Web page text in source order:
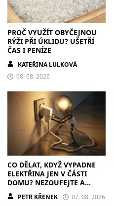
PROČ VYUŽÍT OBYČEJNOU
RÝŽI PŘI ÚKLIDU? UŠETŘÍ
ČAS I PENÍZE
KATEŘINA LULKOVÁ
08. 08. 2026
CO DĚLAT, KDYŽ VYPADNE
ELEKTŘINA JEN V ČÁSTI
DOMU? NEZOUFEJTE A
POSTUPUJTE S CHLADNOU
HLAVOU
PETR KŘENEK 07. 08. 2026